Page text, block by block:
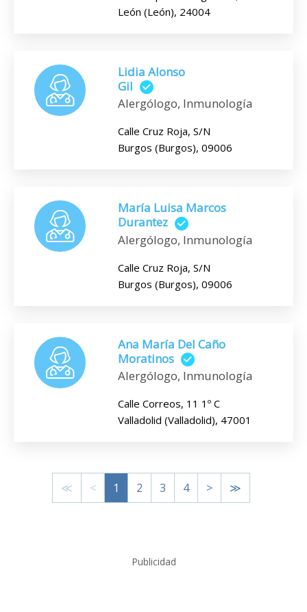
León (León), 24004
Lidia Alonso
Gil
Alergólogo, Inmunología
Calle Cruz Roja, S/N
Burgos (Burgos), 09006
María Luisa Marcos
Durantez
Alergólogo, Inmunología
Calle Cruz Roja, S/N
Burgos (Burgos), 09006
Ana María Del Caño
Moratinos
Alergólogo, Inmunología
Calle Correos, 11 1º C
Valladolid (Valladolid), 47001
≪ < 1 2 3 4 > ≫
Publicidad